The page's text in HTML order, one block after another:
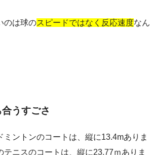
のは球のスピードではなく反応速度なん
うすごさ
ミントンのコートは、縦に13.4mありま
テニスのコートは、縦に23.77ｍありま